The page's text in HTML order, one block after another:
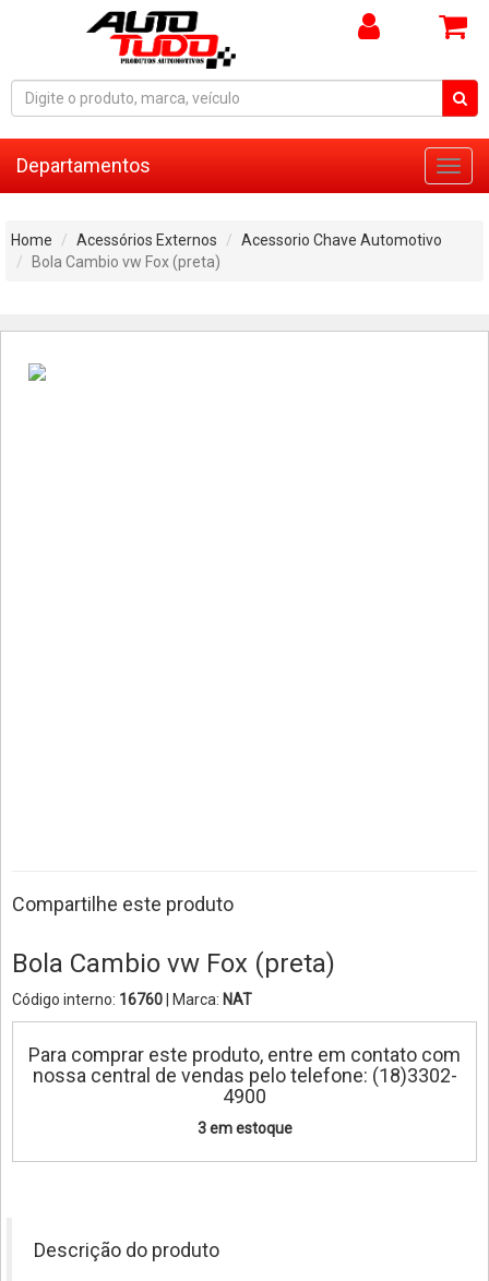
Departamentos
Home Acessórios Externos
Acessorio Chave Automotivo
Bola Cambio vw Fox (preta)
Compartilhe este produto
Bola Cambio vw Fox (preta)
Código interno: 16760 | Marca: NAT
Para comprar este produto, entre em contato com
nossa central de vendas pelo telefone: (18)3302-
4900
3 em estoque
Descrição do produto